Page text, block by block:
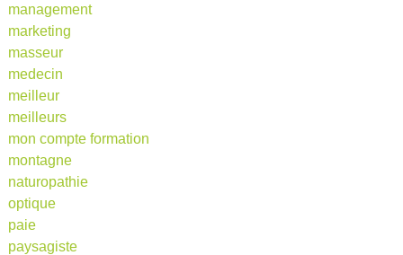
management
marketing
masseur
medecin
meilleur
meilleurs
mon compte formation
montagne
naturopathie
optique
paie
paysagiste